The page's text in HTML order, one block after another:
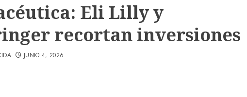
Eli Lilly y
recortan inversiones
JUNIO 4, 2026